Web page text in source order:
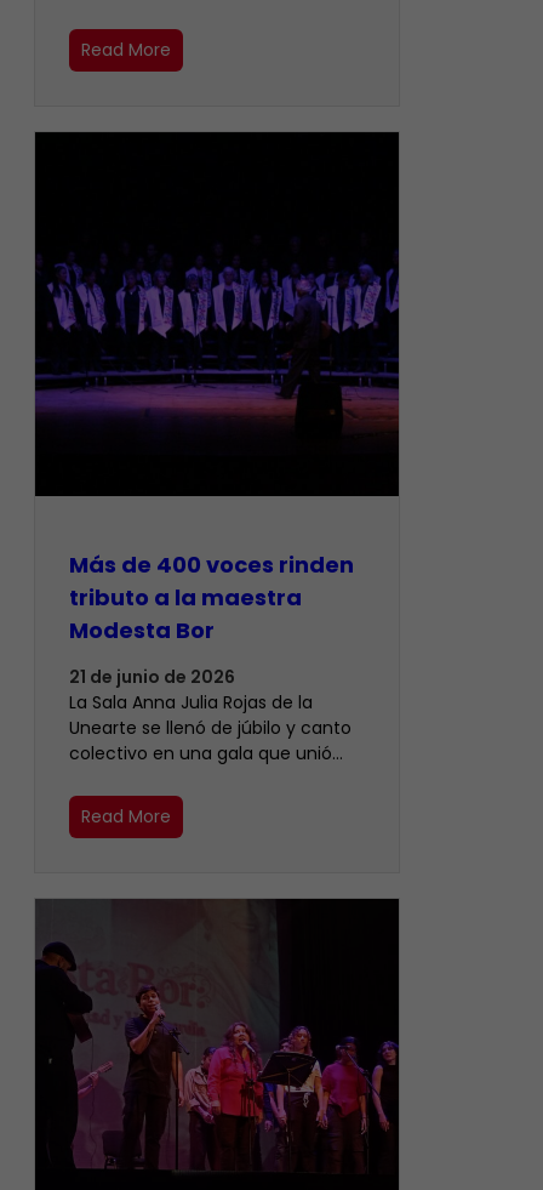
Read More
Más de 400 voces rinden
tributo a la maestra
Modesta Bor
21 de junio de 2026
​La Sala Anna Julia Rojas de la
Unearte se llenó de júbilo y canto
colectivo en una gala que unió…
Read More